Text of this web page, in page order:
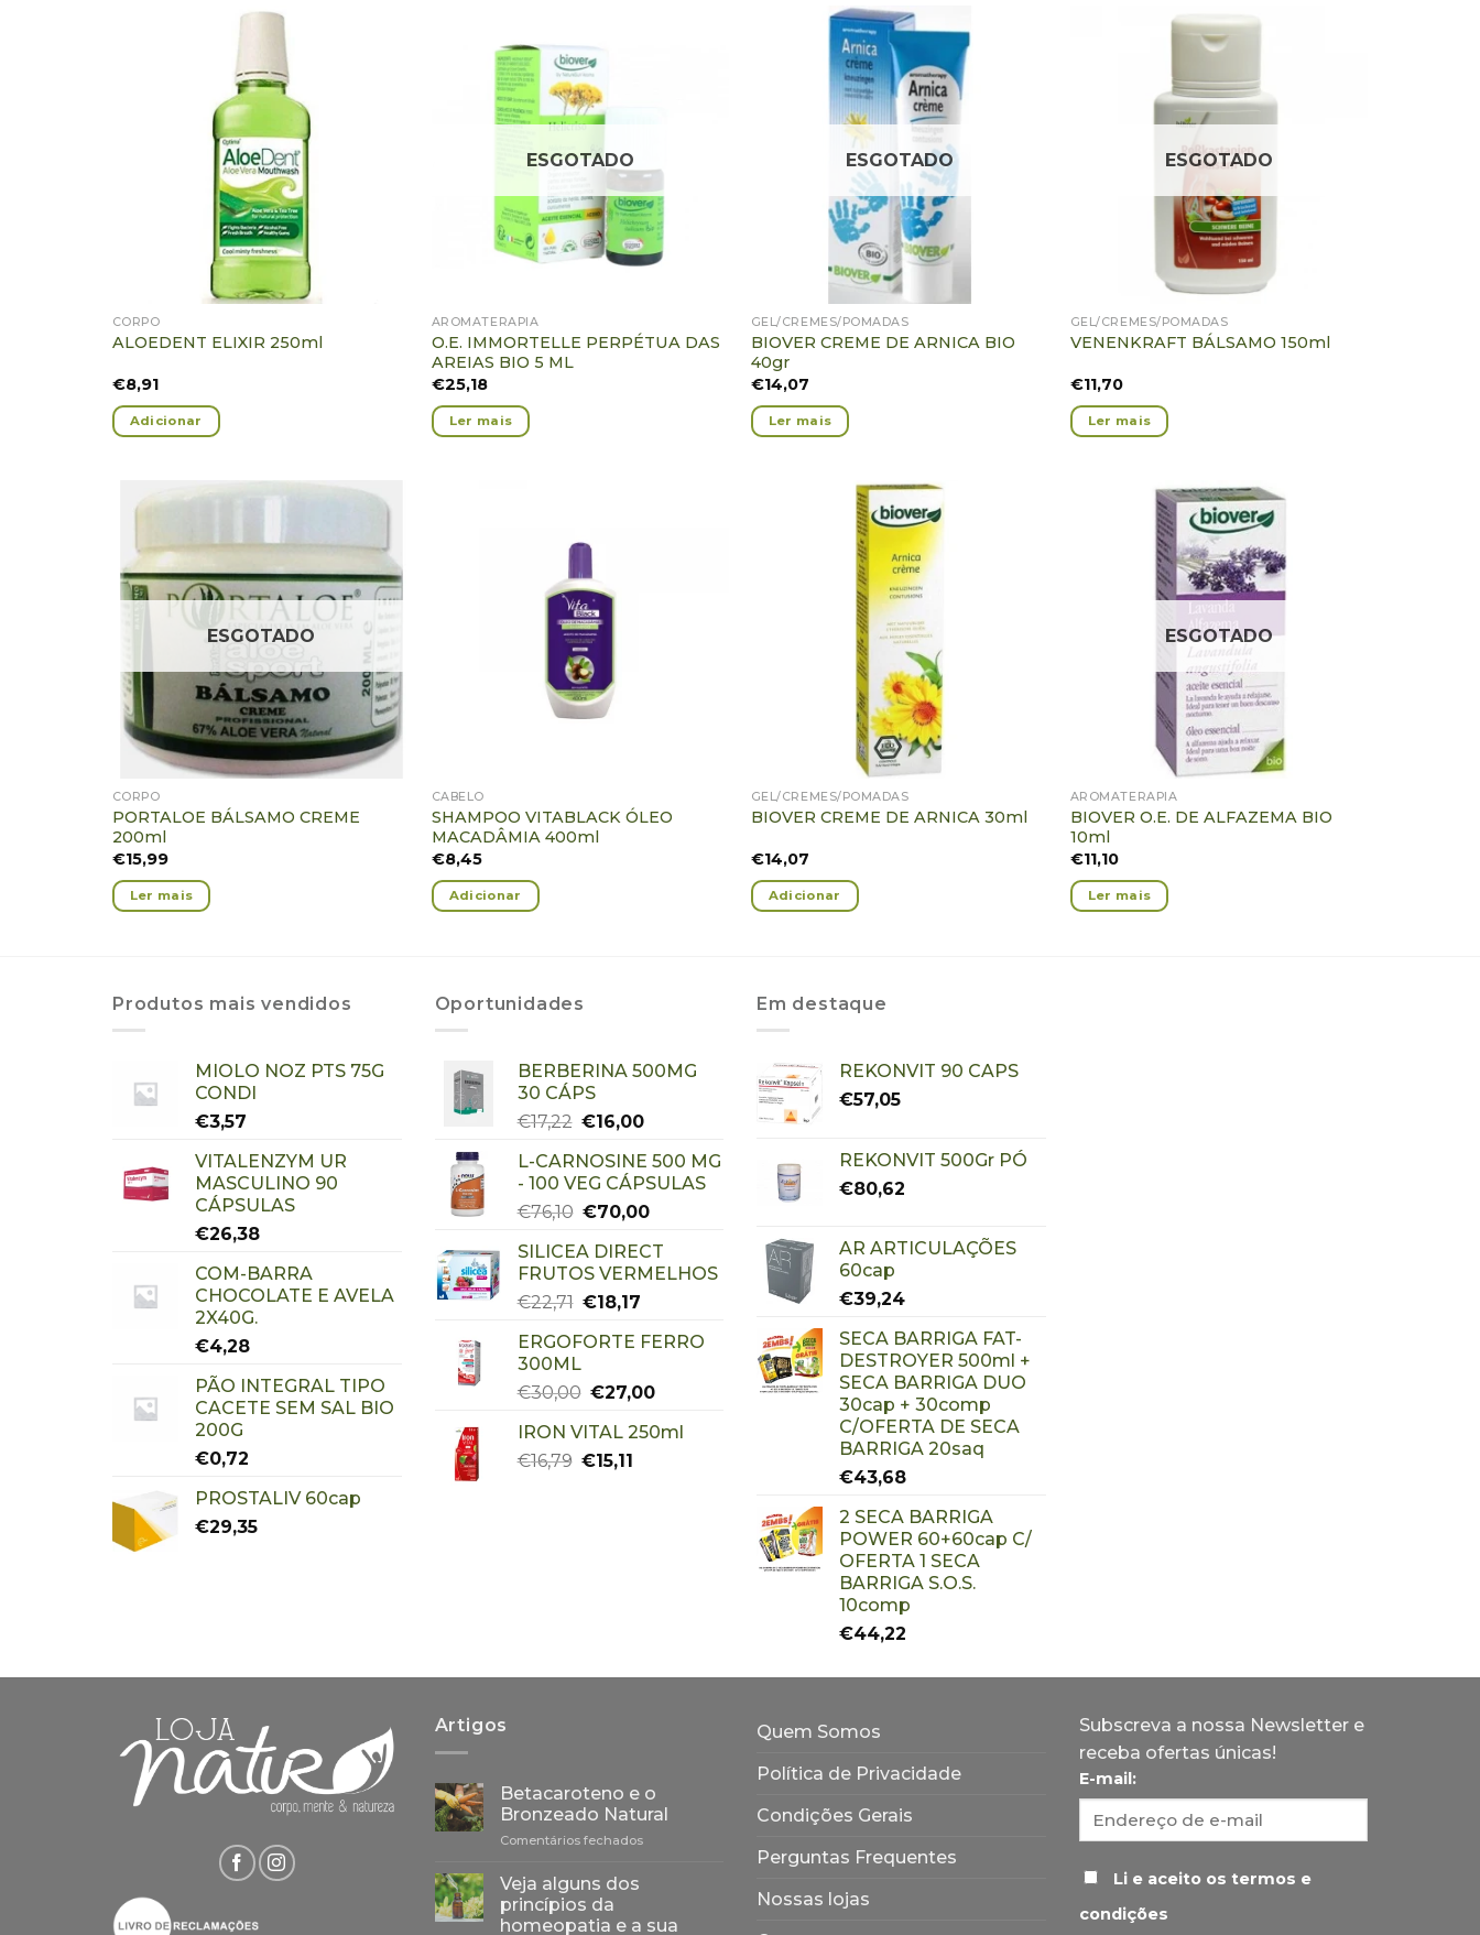
CORPO
ALOEDENT ELIXIR 250ml
€8,91
Adicionar
ESGOTADO
AROMATERAPIA
O.E. IMMORTELLE PERPÉTUA DAS
AREIAS BIO 5 ML
€25,18
Ler mais
ESGOTADO
GEL/CREMES/POMADAS
BIOVER CREME DE ARNICA BIO
40gr
€14,07
Ler mais
ESGOTADO
GEL/CREMES/POMADAS
VENENKRAFT BÁLSAMO 150ml
€11,70
Ler mais
Adicionar
Favoritos
ESGOTADO
CORPO
PORTALOE BÁLSAMO CREME
200ml
€15,99
Ler mais
CABELO
SHAMPOO VITABLACK ÓLEO
MACADÂMIA 400ml
€8,45
Adicionar
GEL/CREMES/POMADAS
BIOVER CREME DE ARNICA 30ml
€14,07
Adicionar
ESGOTADO
AROMATERAPIA
BIOVER O.E. DE ALFAZEMA BIO
10ml
€11,10
Ler mais
Produtos mais vendidos
MIOLO NOZ PTS 75G
CONDI
€3,57
VITALENZYM UR
MASCULINO 90
CÁPSULAS
€26,38
COM-BARRA
CHOCOLATE E AVELA
2X40G.
€4,28
PÃO INTEGRAL TIPO
CACETE SEM SAL BIO
200G
€0,72
PROSTALIV 60cap
€29,35
Oportunidades
BERBERINA 500MG
30 CÁPS
€17,22 €16,00
L-CARNOSINE 500 MG
- 100 VEG CÁPSULAS
€76,10 €70,00
SILICEA DIRECT
FRUTOS VERMELHOS
€22,71 €18,17
ERGOFORTE FERRO
300ML
€30,00 €27,00
IRON VITAL 250ml
€16,79 €15,11
Em destaque
REKONVIT 90 CAPS
€57,05
REKONVIT 500Gr PÓ
€80,62
AR ARTICULAÇÕES
60cap
€39,24
SECA BARRIGA FAT-
DESTROYER 500ml +
SECA BARRIGA DUO
30cap + 30comp
C/OFERTA DE SECA
BARRIGA 20saq
€43,68
2 SECA BARRIGA
POWER 60+60cap C/
OFERTA 1 SECA
BARRIGA S.O.S.
10comp
€44,22
Artigos
Betacaroteno e o
Bronzeado Natural
Comentários fechadosem
Veja alguns dos
princípios da
homeopatia e a sua
Quem Somos
Política de Privacidade
Condições Gerais
Perguntas Frequentes
Nossas lojas
Subscreva a nossa Newsletter e
receba ofertas únicas!
E-mail:
Li e aceito os termos e
condições